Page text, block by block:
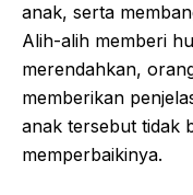
anak, serta
Alih-alih memberi
merendahkan,
memberikan
anak tersebut tidak
memperbaikinya.